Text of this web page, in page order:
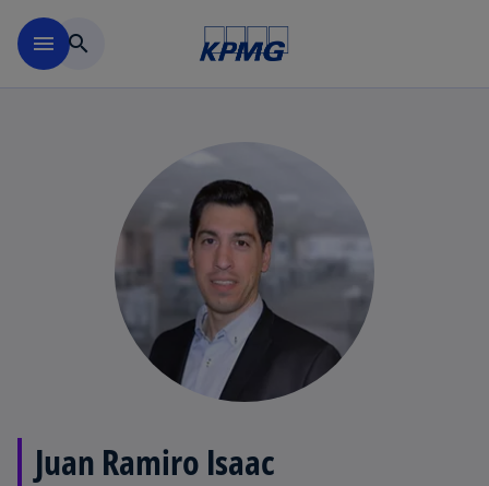
menu search
Juan Ramiro Isaac